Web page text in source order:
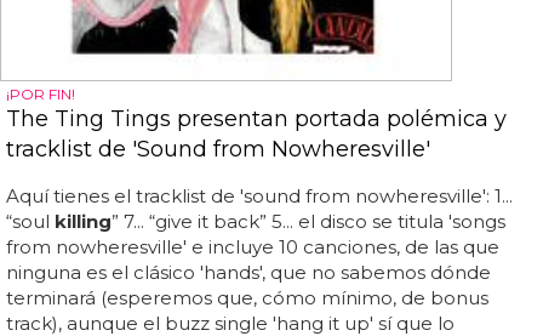
¡POR FIN!
The Ting Tings presentan portada polémica y
tracklist de 'Sound from Nowheresville'
Aquí tienes el tracklist de 'sound from nowheresville': 1...
“soul killing” 7... “give it back” 5... el disco se titula 'songs
from nowheresville' e incluye 10 canciones, de las que
ninguna es el clásico 'hands', que no sabemos dónde
terminará (esperemos que, cómo mínimo, de bonus
track), aunque el buzz single 'hang it up' sí que lo